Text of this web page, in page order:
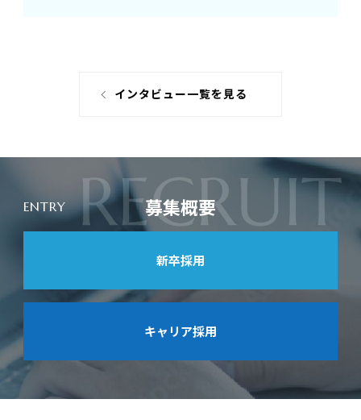
インタビュー一覧を見る
ENTRY 募集概要
新卒採用
キャリア採用